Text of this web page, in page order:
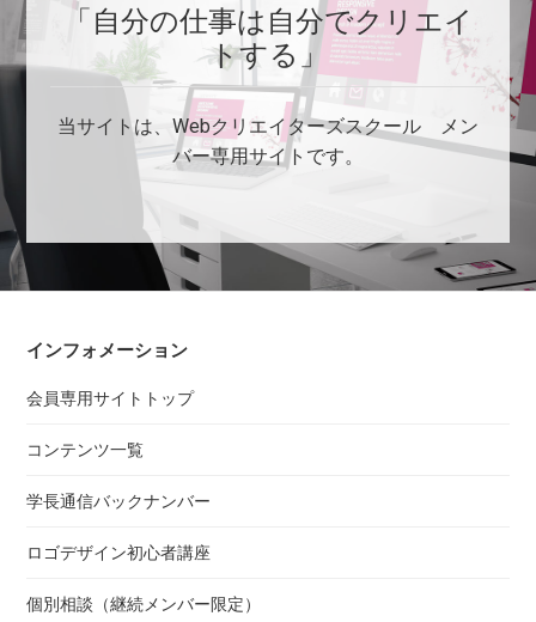
「自分の仕事は自分でクリエイ
トする」
当サイトは、Webクリエイターズスクール メン
バー専用サイトです。
インフォメーション
会員専用サイトトップ
コンテンツ一覧
学長通信バックナンバー
ロゴデザイン初心者講座
個別相談（継続メンバー限定）